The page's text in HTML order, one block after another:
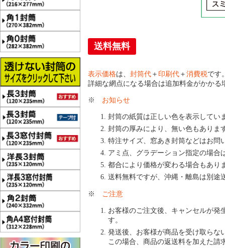
送料無料
表示価格は、 封筒代 ＋ 印刷代 ＋ 消費税です
詳細な網点になる場合は追加料金がかかる
※ お知らせ
封筒の紙質は正しい色を表示してい
封筒の厚みにより、無い色もありま
特注サイズ、窓あき封筒などはお問
アミ点、グラデーション指定の場合
都合により価格が変わる場合もあり
送料無料ですが、沖縄・離島は別途
※ ご注意
お客様のご注文後、キャンセルが発
す。
発送後、お客様が商品を受け取らな
この場合、商品の返送料を加えた請